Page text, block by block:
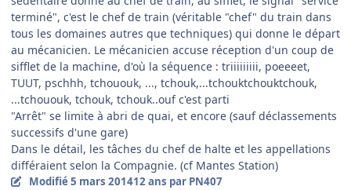
terminé", c'est le chef de train (véritable "chef" du train dans
tous les domaines autres que techniques) qui donne le départ
au mécanicien. Le mécanicien accuse réception d'un coup de
sifflet de la machine, d'où la séquence : triiiiiiiii, poeeeet,
TUUT, pschhh, tchououk, ..., tchouk,...tchouktchouktchouk,
...tchououk, tchouk, tchouk..ouf c'est parti
"Arrêt" se limite à abri de quai, et encore (sauf déclassements
successifs d'une gare)
Dans le détail, les tâches du chef de halte et les appellations
différaient selon la Compagnie. (cf Mantes Station)
Modifié5 mars 201412 ans par PN407